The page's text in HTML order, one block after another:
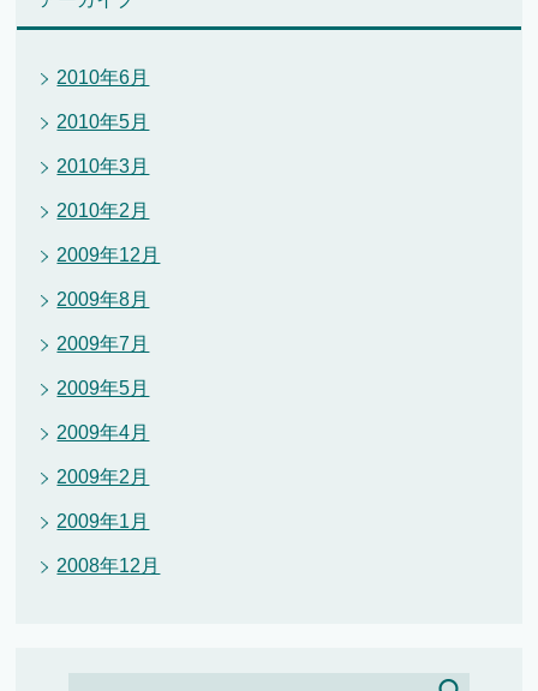
2010年6月
2010年5月
2010年3月
2010年2月
2009年12月
2009年8月
2009年7月
2009年5月
2009年4月
2009年2月
2009年1月
2008年12月